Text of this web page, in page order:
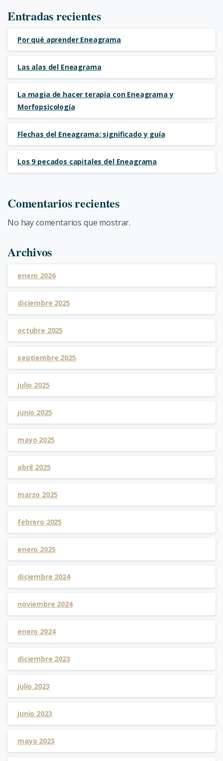
Entradas recientes
Por qué aprender Eneagrama
Las alas del Eneagrama
La magia de hacer terapia con Eneagrama y
Morfopsicología
Flechas del Eneagrama: significado y guía
Los 9 pecados capitales del Eneagrama
Comentarios recientes
No hay comentarios que mostrar.
Archivos
enero 2026
diciembre 2025
octubre 2025
septiembre 2025
julio 2025
junio 2025
mayo 2025
abril 2025
marzo 2025
febrero 2025
enero 2025
diciembre 2024
noviembre 2024
enero 2024
diciembre 2023
julio 2023
junio 2023
mayo 2023